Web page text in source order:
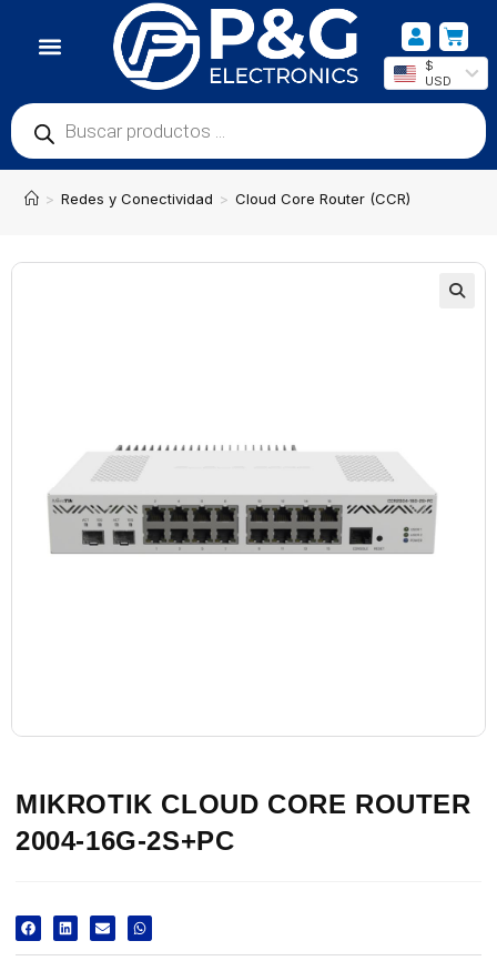
$
USD
> Redes y Conectividad > Cloud Core Router (CCR)
MIKROTIK CLOUD CORE ROUTER
2004-16G-2S+PC